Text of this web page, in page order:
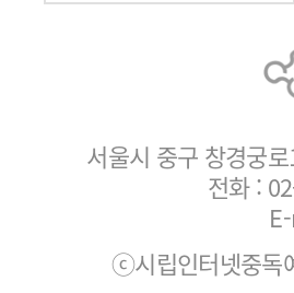
서울시 중구 창경궁
전화 :
ⓒ시립인터넷중독